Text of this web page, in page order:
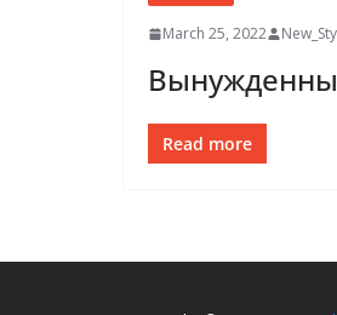
March 25, 2022
Read more